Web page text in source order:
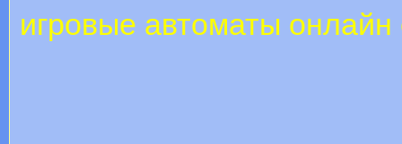
игровые автоматы